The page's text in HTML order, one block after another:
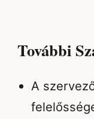
További
A